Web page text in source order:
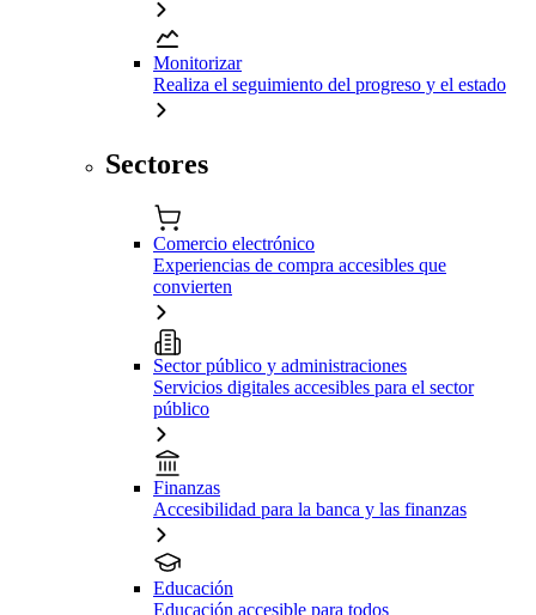
Monitorizar
Realiza el seguimiento del progreso y el estado
Sectores
Comercio electrónico
Experiencias de compra accesibles que
convierten
Sector público y administraciones
Servicios digitales accesibles para el sector
público
Finanzas
Accesibilidad para la banca y las finanzas
Educación
Educación accesible para todos